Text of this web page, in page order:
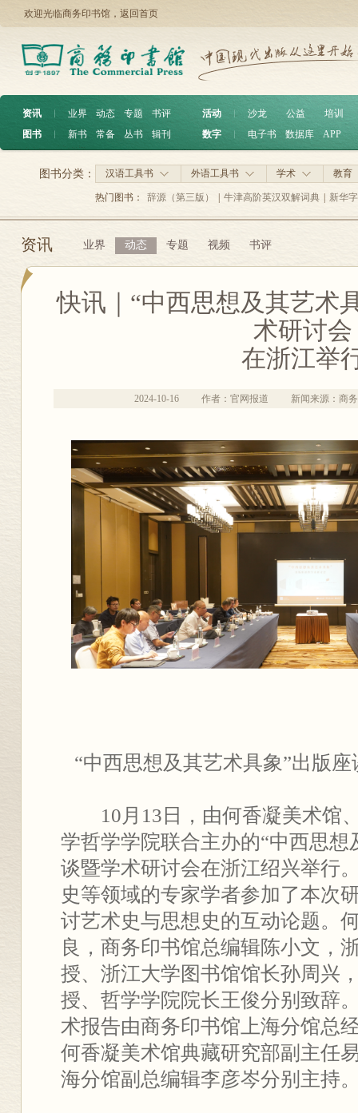
欢迎光临商务印书馆， 返回首页
资讯 ︱ 业界 动态 专题
书评
图书
︱ 新书 常备 丛书 辑刊
活动 沙龙 公益
培训
数字
电子书 数据库 APP
汉语工具书 外语工具书 学术 教育
图书分类：
热门图书： 辞源（第三版） 牛津高阶英汉双解词典 新华
资讯 业界 动态 专题 视频 书评
快讯｜“中西思想及其艺术
术研讨会
在浙江举
2024-10-16 作者：官网报道 新闻来源：商
“中西思想及其艺术具象”出版
10月13日，由何香凝美术馆
学哲学学院联合主办的“中西思想
谈暨学术研讨会在浙江绍兴举行
史等领域的专家学者参加了本次
讨艺术史与思想史的互动论题。
良，商务印书馆总编辑陈小文，
授、浙江大学图书馆馆长孙周兴
授、哲学学院院长王俊分别致辞
术报告由商务印书馆上海分馆总
何香凝美术馆典藏研究部副主任
海分馆副总编辑李彦岑分别主持